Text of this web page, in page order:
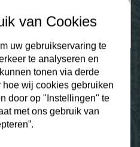
van Cookies
uw gebruikservaring te
te analyseren en
tonen via derde
hoe wij cookies gebruiken
door op "Instellingen" te
met ons gebruik van